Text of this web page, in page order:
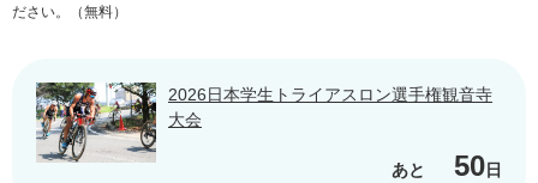
ださい。（無料）
2026日本学生トライアスロン選手権観音寺
大会
あと 50日